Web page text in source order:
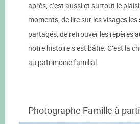
après, c’est aussi et surtout le
moments, de lire sur les visages
partagés, de retrouver les repères
notre histoire s’est bâtie. C’est la
au patrimoine familial.
Photographe Famille à